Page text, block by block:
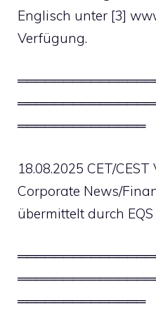
Englisch unter [3]
Verfügung.
══════════════
18.08.2025 CET/
Corporate News/
übermittelt durch
══════════════